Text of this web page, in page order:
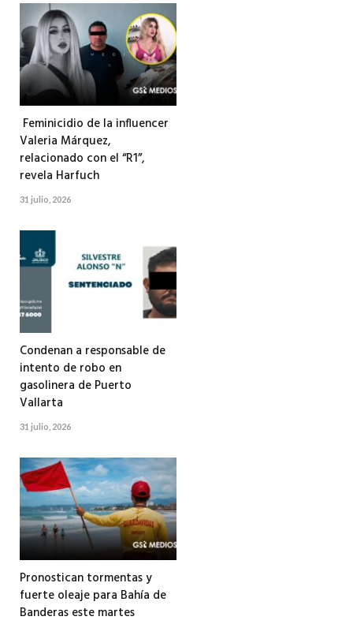
Feminicidio de la influencer
Valeria Márquez,
relacionado con el “R1”,
revela Harfuch
31 julio, 2026
Condenan a responsable de
intento de robo en
gasolinera de Puerto
Vallarta
31 julio, 2026
Pronostican tormentas y
fuerte oleaje para Bahía de
Banderas este martes